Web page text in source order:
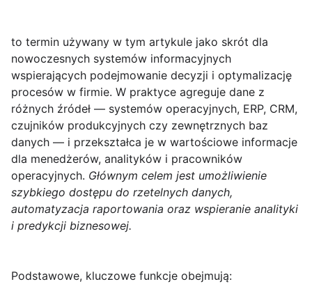
to termin używany w tym artykule jako skrót dla
nowoczesnych systemów informacyjnych
wspierających podejmowanie decyzji i optymalizację
procesów w firmie. W praktyce agreguje dane z
różnych źródeł — systemów operacyjnych, ERP, CRM,
czujników produkcyjnych czy zewnętrznych baz
danych — i przekształca je w wartościowe informacje
dla menedżerów, analityków i pracowników
operacyjnych. Głównym celem jest umożliwienie
szybkiego dostępu do rzetelnych danych,
automatyzacja raportowania oraz wspieranie analityki
i predykcji biznesowej.
Podstawowe, kluczowe funkcje obejmują: